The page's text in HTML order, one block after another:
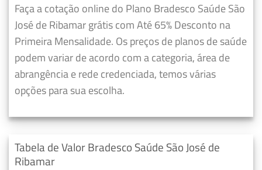
Faça a cotação online do Plano Bradesco Saúde São
José de Ribamar grátis com Até 65% Desconto na
Primeira Mensalidade. Os preços de planos de saúde
podem variar de acordo com a categoria, área de
abrangência e rede credenciada, temos várias
opções para sua escolha.
Tabela de Valor Bradesco Saúde São José de
Ribamar